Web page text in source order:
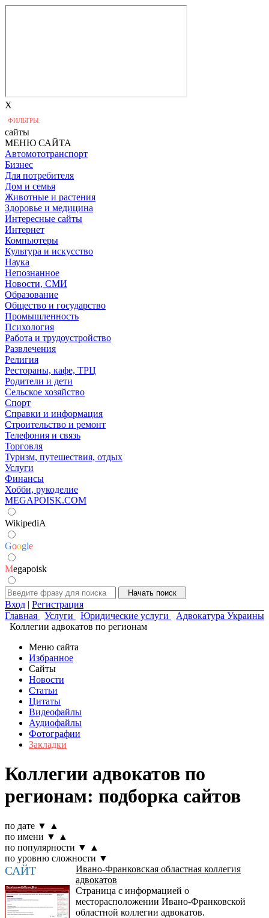
X
ФИЛЬТРЫ:
сайты
МЕНЮ САЙТА
Автомототранспорт
Бизнес
Для потребителя
Дом и семья
Животные и растения
Здоровье и медицина
Интересные сайты
Интернет
Компьютеры
Культура и искусство
Наука
Непознанное
Новости, СМИ
Образование
Общество и государство
Промышленность
Психология
Работа и трудоустройство
Развлечения
Религия
Рестораны, кафе, ТРЦ
Родители и дети
Сельское хозяйство
Спорт
Справки и информация
Строительство и ремонт
Телефония и связь
Торговля
Туризм, путешествия, отдых
Услуги
Финансы
Хобби, рукоделие
MEGAPOISK.COM
WikipediA
Google
Megapoisk
Вход | Регистрация
Главная
Услуги Юридические услуги
Адвокатура Украины
Коллегии адвокатов по регионам
Меню сайта
Избранное
Сайты
Новости
Статьи
Цитаты
Видеофайлы
Аудиофайлы
Фотографии
Закладки
Коллегии адвокатов по
регионам: подборка сайтов
по дате ▼
▲
по имени ▼
▲
по популярности ▼
▲
по уровню сложности ▼
САЙТ
Ивано-Франковская областная коллегия
адвокатов
Страница с информацией о
месторасположении Ивано-Франковской
областной коллегии адвокатов.